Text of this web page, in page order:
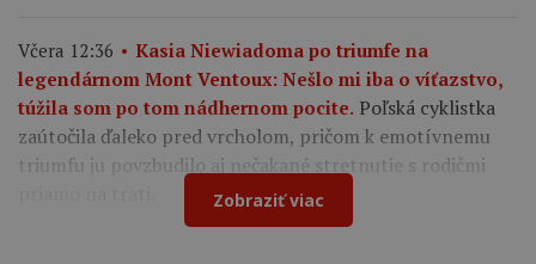
Včera 12:36
Kasia Niewiadoma po triumfe na
legendárnom Mont Ventoux: Nešlo mi iba o víťazstvo,
túžila som po tom nádhernom pocite. Poľská cyklistka
zaútočila ďaleko pred vrcholom, pričom k emotívnemu
triumfu ju povzbudilo aj nečakané stretnutie s rodičmi
Zobraziť viac